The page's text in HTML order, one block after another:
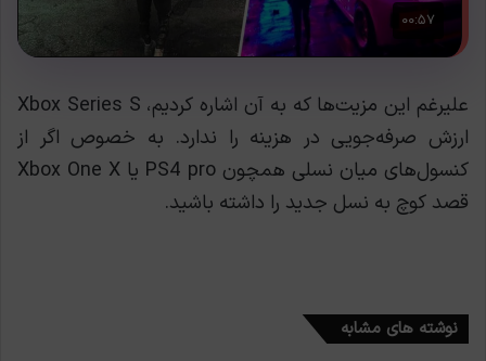
علیرغم این مزیت‌ها که به آن اشاره کردیم، Xbox Series S
ارزش صرفه‌جویی در هزینه را ندارد. به خصوص اگر از
کنسول‌های میان نسلی همچون PS4 pro یا Xbox One X
قصد کوچ به نسل جدید را داشته باشید.
نوشته های مشابه